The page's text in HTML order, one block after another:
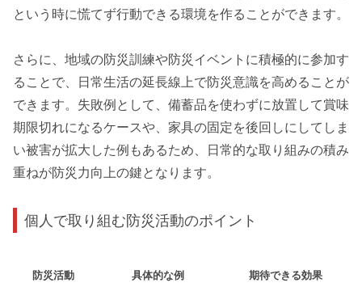
という時に慌てず行動できる環境を作ることができます。
さらに、地域の防災訓練や防災イベントに積極的に参加す
ることで、日常生活の延長線上で防災意識を高めることが
できます。失敗例として、備蓄品を使わずに放置して賞味
期限切れになるケースや、家具の固定を後回しにしてしま
い被害が拡大した例もあるため、日常的な取り組みの積み
重ねが防災力向上の鍵となります。
個人で取り組む防災活動のポイント
防災活動 具体的な例 期待できる効果